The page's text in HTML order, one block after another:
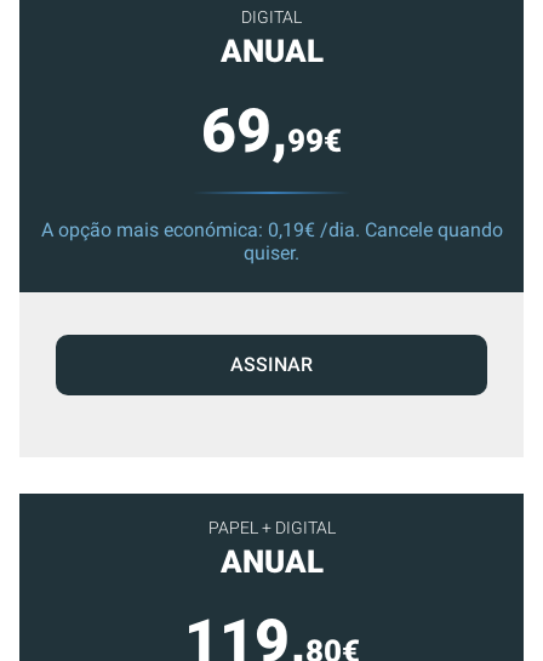
PAPEL + DIGITAL
ANUAL
119,80€
DIGITAL
ANUAL
69,99€
A opção mais económica: 0,19€ /dia. Cancele quando
quiser.
ASSINAR